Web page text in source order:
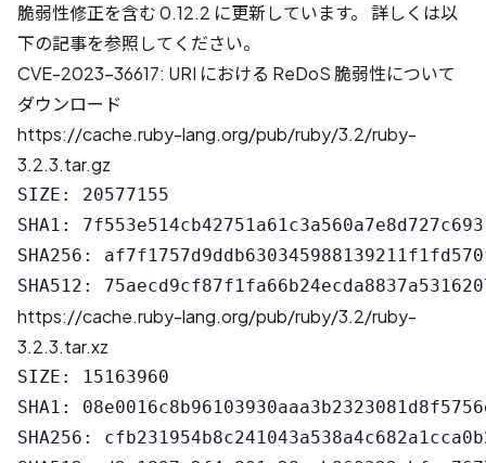
脆弱性修正を含む 0.12.2 に更新しています。 詳しくは以
下の記事を参照してください。
CVE-2023-36617: URI における ReDoS 脆弱性について
ダウンロード
https://cache.ruby-lang.org/pub/ruby/3.2/ruby-
3.2.3.tar.gz
SIZE: 20577155
SHA1:
SHA256:
https://cache.ruby-lang.org/pub/ruby/3.2/ruby-
3.2.3.tar.xz
SIZE: 15163960
SHA1:
SHA256: